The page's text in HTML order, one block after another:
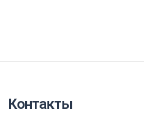
Контакты